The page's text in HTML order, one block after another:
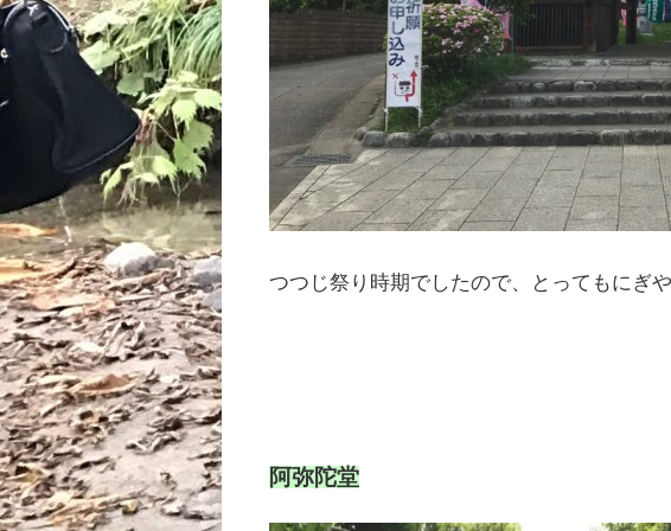
つつじ祭り時期でしたので、とってもにぎや
阿弥陀堂